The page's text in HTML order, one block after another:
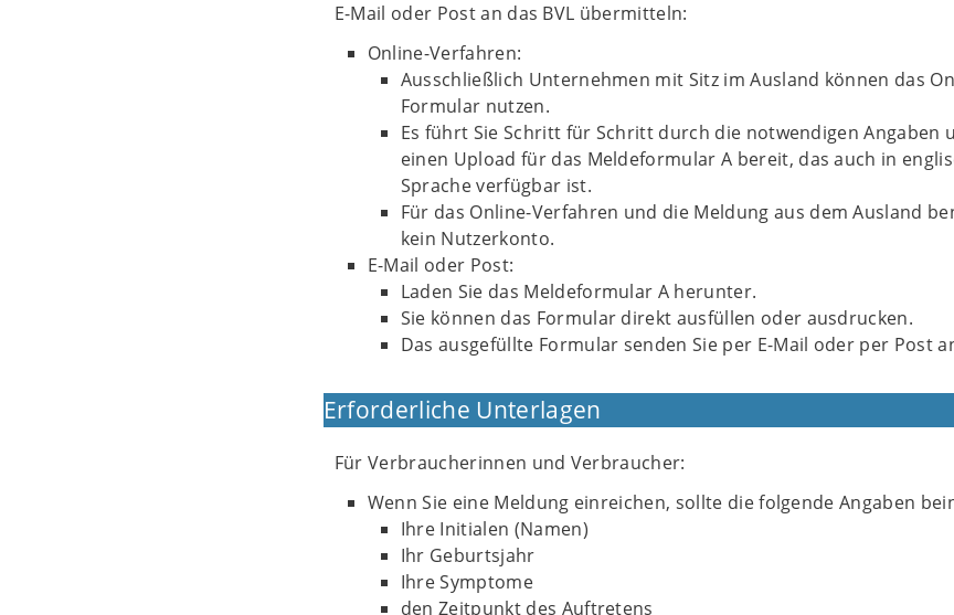
E-Mail oder Post an das BVL übermitteln:
Online-Verfahren:
Ausschließlich Unternehmen mit Sitz im Ausland können das
Formular nutzen.
Es führt Sie Schritt für Schritt durch die notwendigen Angaben
einen Upload für das Meldeformular A bereit, das auch in
Sprache verfügbar ist.
Für das Online-Verfahren und die Meldung aus dem Ausland
kein Nutzerkonto.
E-Mail oder Post:
Laden Sie das Meldeformular A herunter.
Sie können das Formular direkt ausfüllen oder ausdrucken.
Das ausgefüllte Formular senden Sie per E-Mail oder per Post
Erforderliche Unterlagen
Für Verbraucherinnen und Verbraucher:
Wenn Sie eine Meldung einreichen, sollte die folgende Angaben
Ihre Initialen (Namen)
Ihr Geburtsjahr
Ihre Symptome
den Zeitpunkt des Auftretens